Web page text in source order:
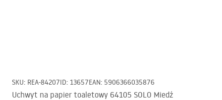
SKU: REA-84207ID: 13657EAN: 5906366035876
Uchwyt na papier toaletowy 64105 SOLO Miedź